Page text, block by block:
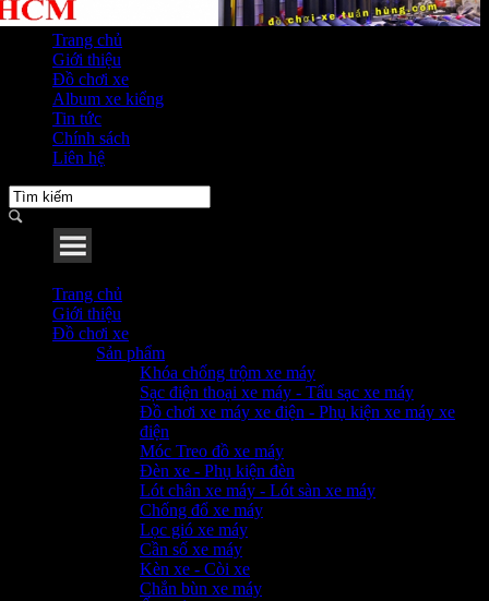
Trang chủ
Giới thiệu
Đồ chơi xe
Album xe kiểng
Tin tức
Chính sách
Liên hệ
Trang chủ
Giới thiệu
Đồ chơi xe
Sản phẩm
Khóa chống trộm xe máy
Sạc điện thoại xe máy - Tẩu sạc xe máy
Đồ chơi xe máy xe điện - Phụ kiện xe máy xe
điện
Móc Treo đồ xe máy
Đèn xe - Phụ kiện đèn
Lót chân xe máy - Lót sàn xe máy
Chống đổ xe máy
Lọc gió xe máy
Cần số xe máy
Kèn xe - Còi xe
Chắn bùn xe máy